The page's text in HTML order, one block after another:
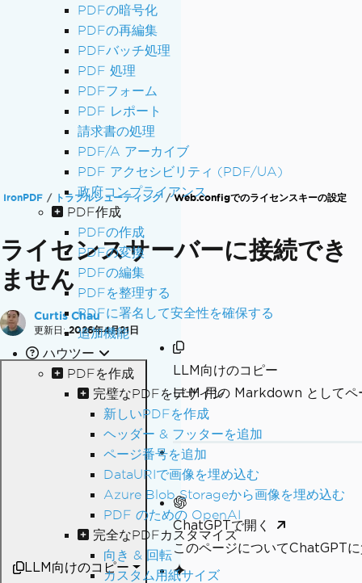
PDFの暗号化
PDFの再編集
PDFバッチ処理
PDF 処理
PDFフォーム
PDF レポート
請求書の処理
PDF/A アーカイブ
PDF アクセシビリティ (PDF/UA)
政府コンプライアンス
PDF作成
PDFの作成
PDFの変換
PDFの編集
PDFを整理する
PDFに署名して安全性を確保する
追加機能
ハウツー
PDFを作成
完璧なPDFをデザイン
新しいPDFを作成
ヘッダー & フッターを追加
ページ番号を追加
DataURIで画像を埋め込む
Azure Blob Storageから画像を埋め込む
PDF のための OpenAI
完全なPDFカスタマイズ
向き & 回転
カスタム用紙サイズ
IronPDF トラブルシューティング Web.configでのライセンスキーの設定
ライセンスサーバーに接続でき
ません
Curtis Chau
更新日: 2026年4月21日
LLM向けのコピー
LLM向けのコピー
LLM 用の Markdown としてペ
ChatGPTで開く
このページについてChatGPT